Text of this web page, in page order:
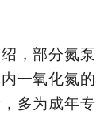
，部分氮泵
一氧化氮的
多为成年专